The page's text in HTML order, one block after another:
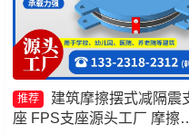
推荐
建筑摩擦摆式减隔震
座 FPS支座源头工厂 摩擦